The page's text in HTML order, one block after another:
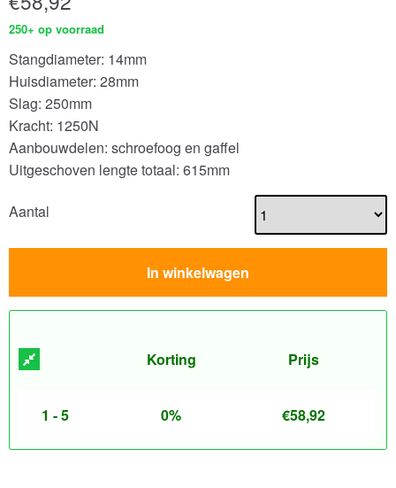
250+ op voorraad
Stangdiameter: 14mm
Huisdiameter: 28mm
Slag: 250mm
Kracht: 1250N
Aanbouwdelen: schroefoog en gaffel
Uitgeschoven lengte totaal: 615mm
Aantal
In winkelwagen
Korting Prijs
1 - 5 0% €58,92